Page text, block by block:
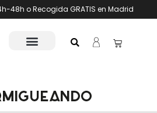
48h o Recogida GRATIS en Madrid